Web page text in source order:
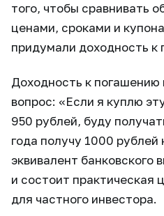
того, чтобы сравнивать
ценами, сроками и
придумали доходность к
Доходность к погашению
вопрос: «Если я куплю
950 рублей, буду
года получу 1000
эквивалент банковского
и состоит практическая
для частного инвестора.